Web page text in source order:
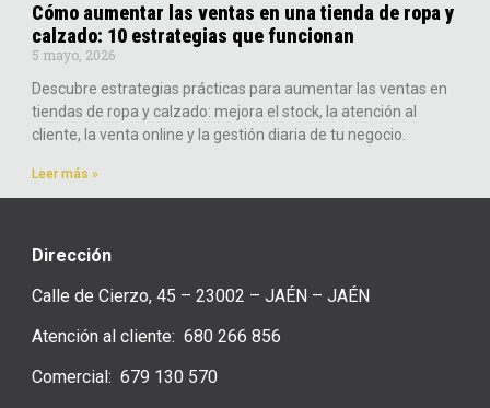
Cómo aumentar las ventas en una tienda de ropa y
calzado: 10 estrategias que funcionan
5 mayo, 2026
Descubre estrategias prácticas para aumentar las ventas en
tiendas de ropa y calzado: mejora el stock, la atención al
cliente, la venta online y la gestión diaria de tu negocio.
Leer más »
Dirección
Calle de Cierzo, 45 – 23002 – JAÉN – JAÉN
Atención al cliente: 680 266 856
Comercial: 679 130 570